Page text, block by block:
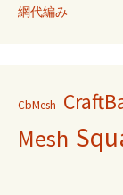
網代編み
CbMesh
Mesh